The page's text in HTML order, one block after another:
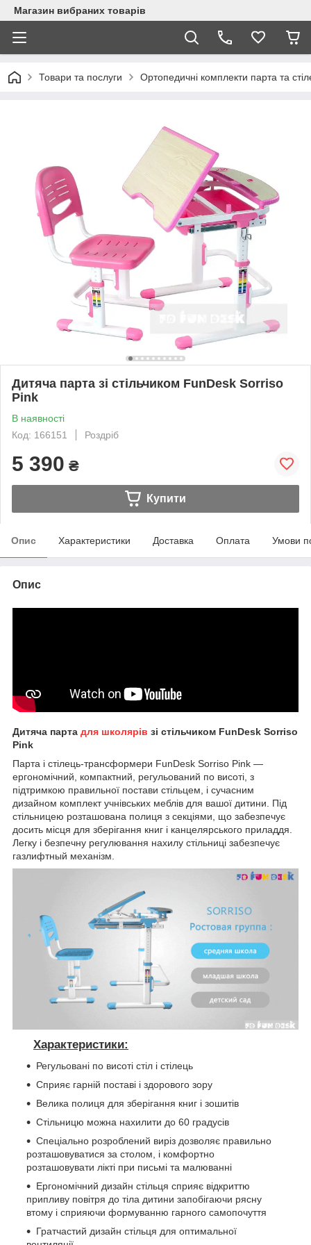
Магазин вибраних товарів
Товари та послуги Ортопедичні комплекти парта та
Дитяча парта зі стільчиком FunDesk Sorriso
Pink
В наявності
Код: 166151
Роздріб
5 390 ₴
Купити
Опис Характеристики Доставка Оплата Умови
Опис
Дитяча парта для школярів зі стільчиком FunDesk Sorriso
Pink
Парта і стілець-трансформери FunDesk Sorriso Pink ―
ергономічний, компактний, регульований по висоті, з
підтримкою правильної постави стільцем, і сучасним
дизайном комплект учнівських меблів для вашої дитини. Під
стільницею розташована полиця з секціями, що забезпечує
досить місця для зберігання книг і канцелярського приладдя.
Легку і безпечну регулювання нахилу стільниці забезпечує
газлифтный механізм.
Характеристики:
Регульовані по висоті стіл і стілець
Сприяє гарній поставі і здорового зору
Велика полиця для зберігання книг і зошитів
Стільницю можна нахилити до 60 градусів
Спеціально розроблений виріз дозволяє правильно
розташовуватися за столом, і комфортно
розташовувати лікті при письмі та малюванні
Ергономічний дизайн стільця сприяє відкриттю
припливу повітря до тіла дитини запобігаючи рясну
втому і сприяючи формуванню гарного самопочуття
Гратчастий дизайн стільця для оптимальної